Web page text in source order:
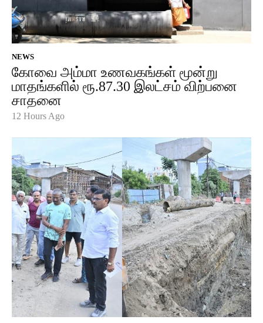
NEWS
கோவை அம்மா உணவகங்கள் மூன்று
மாதங்களில் ரூ.87.30 இலட்சம் விற்பனை
சாதனை
12 Hours Ago